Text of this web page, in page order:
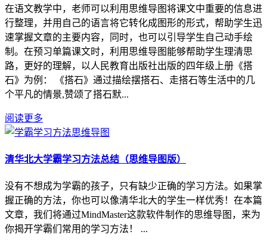
在语文教学中，老师可以利用思维导图将课文中重要的信息进
行整理，并用自己的语言将它转化成图形的形式，帮助学生迅
速掌握文章的主要内容，同时，也可以引导学生自己动手绘
制。在预习单篇课文时，利用思维导图能够帮助学生理清思
路，更好的理解，以人民教育出版社出版的四年级上册《搭
石》为例： 《搭石》通过描绘摆搭石、走搭石等生活中的几
个平凡的情景,赞颂了搭石默...
阅读更多
清华北大学霸学习方法总结（思维导图版）
没有不想成为学霸的孩子，只有缺少正确的学习方法。如果掌
握正确的方法，你也可以像清华北大的学生一样优秀！在本篇
文章，我们将通过MindMaster这款软件制作的思维导图，来为
你揭开学霸们常用的学习方法！ ...